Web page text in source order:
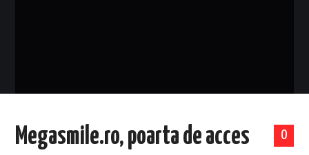
0
Megasmile.ro, poarta de acces